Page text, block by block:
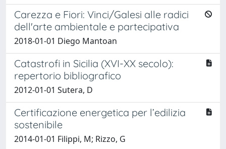
Carezza e Fiori: Vinci/Galesi alle radici
dell'arte ambientale e partecipativa
2018-01-01 Diego Mantoan
Catastrofi in Sicilia (XVI-XX secolo):
repertorio bibliografico
2012-01-01 Sutera, D
Certificazione energetica per l’edilizia
sostenibile
2014-01-01 Filippi, M; Rizzo, G